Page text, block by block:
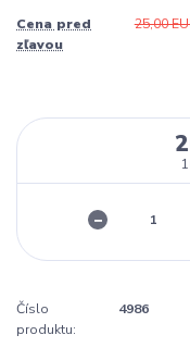
Cena pred
zľavou
25,00
Číslo
produktu:
4986